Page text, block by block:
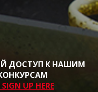
ДОСТУП К НАШИМ
UP HERE